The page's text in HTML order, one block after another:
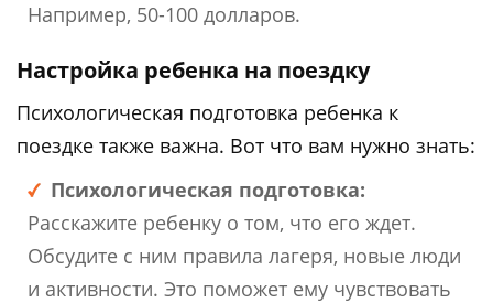
Например, 50-100 долларов.
Настройка ребенка на поездку
Психологическая подготовка ребенка к
поездке также важна. Вот что вам нужно знать:
Психологическая подготовка:
Расскажите ребенку о том, что его ждет.
Обсудите с ним правила лагеря, новые люди
и активности. Это поможет ему чувствовать